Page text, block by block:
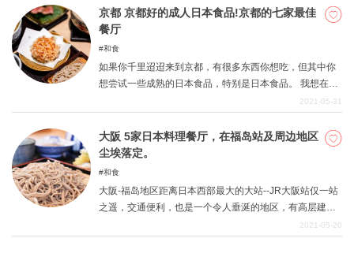
京都 京都好的成人日本食品!京都的七家最佳
餐厅
和食
如果你千里迢迢来到京都，有很多东西你想吃，但其中你
想尝试一些成熟的日本食品，特别是日本食品。 我想在京
都吃到美味的日本料理!当你想在京都吃到美味的日本食物
都在其中，而且都值得一游。 试试成年人的口味。
2021-05-31
大阪 5家日本料理餐厅，在福岛站及周边地区
尘埃落定。
和食
大阪-福岛地区距离日本西部最大的大站--JR大阪站仅一站
之遥，交通便利，也是一个令人垂涎的地区，有高层建
筑、公寓和时尚商店。 当然，这里也有许多美食餐厅和各
2021-05-20